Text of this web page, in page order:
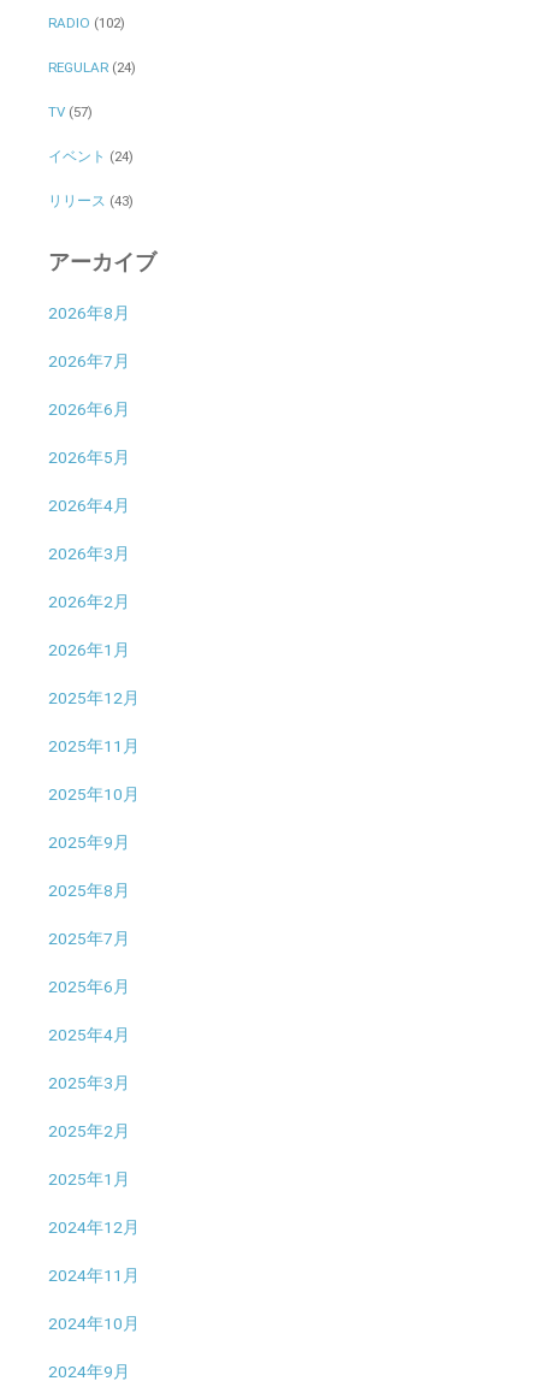
RADIO (102)
REGULAR(24)
TV(57)
イベント (24)
リリース (43)
アーカイブ
2026年8月
2026年7月
2026年6月
2026年5月
2026年4月
2026年3月
2026年2月
2026年1月
2025年12月
2025年11月
2025年10月
2025年9月
2025年8月
2025年7月
2025年6月
2025年4月
2025年3月
2025年2月
2025年1月
2024年12月
2024年11月
2024年10月
2024年9月